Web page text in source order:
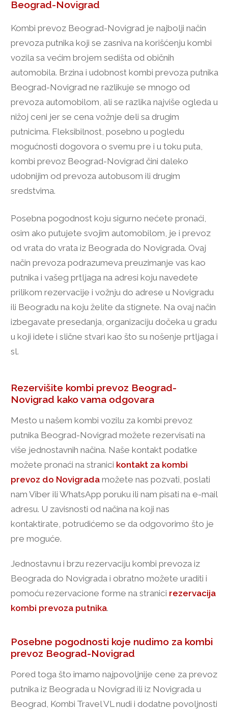
Beograd-Novigrad
Kombi prevoz Beograd-Novigrad je najbolji način
prevoza putnika koji se zasniva na korišćenju kombi
vozila sa većim brojem sedišta od običnih
automobila. Brzina i udobnost kombi prevoza putnika
Beograd-Novigrad ne razlikuje se mnogo od
prevoza automobilom, ali se razlika najviše ogleda u
nižoj ceni jer se cena vožnje deli sa drugim
putnicima. Fleksibilnost, posebno u pogledu
mogućnosti dogovora o svemu pre i u toku puta,
kombi prevoz Beograd-Novigrad čini daleko
udobnijim od prevoza autobusom ili drugim
sredstvima.
Posebna pogodnost koju sigurno nećete pronaći,
osim ako putujete svojim automobilom, je i prevoz
od vrata do vrata iz Beograda do Novigrada. Ovaj
način prevoza podrazumeva preuzimanje vas kao
putnika i vašeg prtljaga na adresi koju navedete
prilikom rezervacije i vožnju do adrese u Novigradu
ili Beogradu na koju želite da stignete. Na ovaj način
izbegavate presedanja, organizaciju dočeka u gradu
u koji idete i slične stvari kao što su nošenje prtljaga i
sl.
Rezervišite kombi prevoz Beograd-
Novigrad kako vama odgovara
Mesto u našem kombi vozilu za kombi prevoz
putnika Beograd-Novigrad možete rezervisati na
više jednostavnih načina. Naše kontakt podatke
možete pronaći na stranici kontakt za kombi
prevoz do Novigrada možete nas pozvati, poslati
nam Viber ili WhatsApp poruku ili nam pisati na e-mail
adresu. U zavisnosti od načina na koji nas
kontaktirate, potrudićemo se da odgovorimo što je
pre moguće.
Jednostavnu i brzu rezervaciju kombi prevoza iz
Beograda do Novigrada i obratno možete uraditi i
pomoću rezervacione forme na stranici rezervacija
kombi prevoza putnika.
Posebne pogodnosti koje nudimo za kombi
prevoz Beograd-Novigrad
Pored toga što imamo najpovoljnije cene za prevoz
putnika iz Beograda u Novigrad ili iz Novigrada u
Beograd, Kombi Travel VL nudi i dodatne povoljnosti